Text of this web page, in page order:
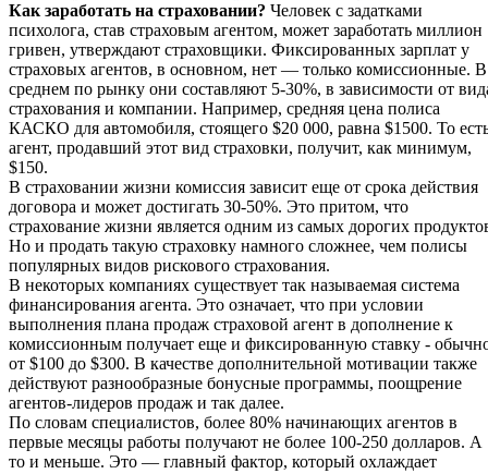
Как заработать на страховании? Человек с задатками
психолога, став страховым агентом, может заработать миллион
гривен, утверждают страховщики. Фиксированных зарплат у
страховых агентов, в основном, нет — только комиссионные. В
среднем по рынку они составляют 5-30%, в зависимости от
страхования и компании. Например, средняя цена полиса
КАСКО для автомобиля, стоящего $20 000, равна $1500. То
агент, продавший этот вид страховки, получит, как минимум,
$150.
В страховании жизни комиссия зависит еще от срока действия
договора и может достигать 30-50%. Это притом, что
страхование жизни является одним из самых дорогих
Но и продать такую страховку намного сложнее, чем полисы
популярных видов рискового страхования.
В некоторых компаниях существует так называемая система
финансирования агента. Это означает, что при условии
выполнения плана продаж страховой агент в дополнение к
комиссионным получает еще и фиксированную ставку -
от $100 до $300. В качестве дополнительной мотивации также
действуют разнообразные бонусные программы, поощрение
агентов-лидеров продаж и так далее.
По словам специалистов, более 80% начинающих агентов в
первые месяцы работы получают не более 100-250 долларов. А
то и меньше. Это — главный фактор, который охлаждает